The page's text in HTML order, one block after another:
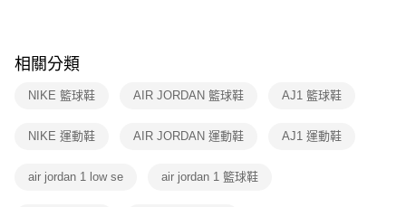
※ 交易是否成功請以「AFTEE先享後付 」之結帳頁面顯示為準，若有關於
是否繳費成功／繳費後需取消欲退款等相關疑問，請聯繫「AFTEE先享後付
客戶支援中心」
https://netprotections.freshdesk.com/support/home
１．透過由恩沛科技股份有限公司提供之「AFTEE先享後付」服務完成之交
權轉讓予恩沛科技股份有限公司。
相關分類
NIKE 籃球鞋 AIR JORDAN 籃球鞋 AJ1 籃球鞋
NIKE 運動鞋 AIR JORDAN 運動鞋 AJ1 運動鞋
air jordan 1 low se air jordan 1 籃球鞋